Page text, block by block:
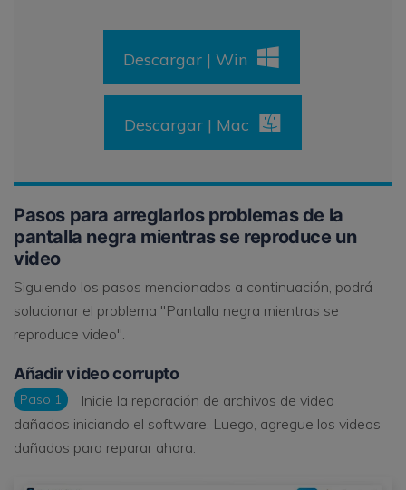
Descargar | Win
Descargar | Mac
Pasos para arreglarlos problemas de la
pantalla negra mientras se reproduce un
video
Siguiendo los pasos mencionados a continuación, podrá
solucionar el problema "Pantalla negra mientras se
reproduce video".
Añadir video corrupto
Paso 1
Inicie la reparación de archivos de video
dañados iniciando el software. Luego, agregue los videos
dañados para reparar ahora.